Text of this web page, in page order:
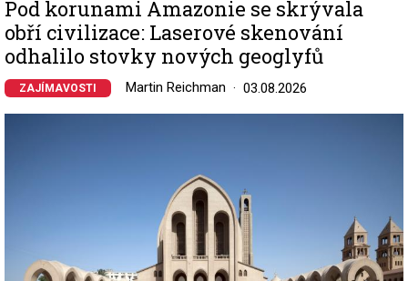
Pod korunami Amazonie se skrývala
obří civilizace: Laserové skenování
odhalilo stovky nových geoglyfů
ZAJÍMAVOSTI Martin Reichman 03.08.2026